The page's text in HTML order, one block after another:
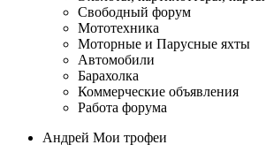
Свободный форум
Мототехника
Моторные и Парусные яхты
Автомобили
Барахолка
Коммерческие объявления
Работа форума
Андрей Мои трофеи